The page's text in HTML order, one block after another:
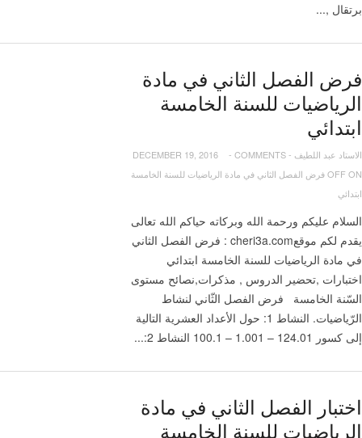
برتقال ,...
فرض الفصل الثاني في مادة
الرياضيات للسنة الخامسة
ابتدائي
الاستاد عبد اللطيف -
DECEMBER 19, 2016 - COMMENTS
OFFON فرض الفصل الثاني في مادة الرياضيات للسنة الخامسة
ابتدائي
السلام عليكم ورحمة الله وبركاته حياكم الله تعالى
يقدم لكم موقعcheri3a.com : فرض الفصل الثاني
في مادة الرياضيات للسنة الخامسة ابتدائي
اختبارات ,تحضير الدروس , مذكرات,نصائح مستوى
السّنة الخامسة فرض الفصل الثّاني لنشاط
الرّياضيات. النشاط 1: حول الأعداد العشرية التالية
إلى كسور 124.01 – 1.001 – 100.1 النشاط 2:...
اختبار الفصل الثاني في مادة
الرياضيات للسنة الخامسة